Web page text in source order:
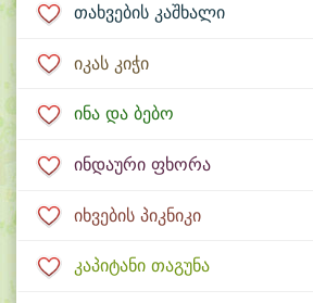
თახვების კაშხალი
იკას კიჭი
ინა და ბებო
ინდაური ფხორა
იხვების პიკნიკი
კაპიტანი თაგუნა